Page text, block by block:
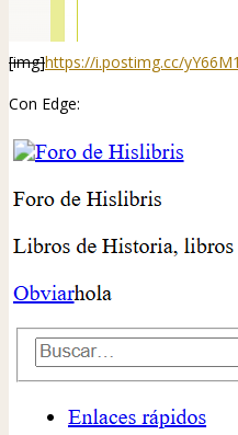
[img]https://i.postimg.cc/
Con Edge: